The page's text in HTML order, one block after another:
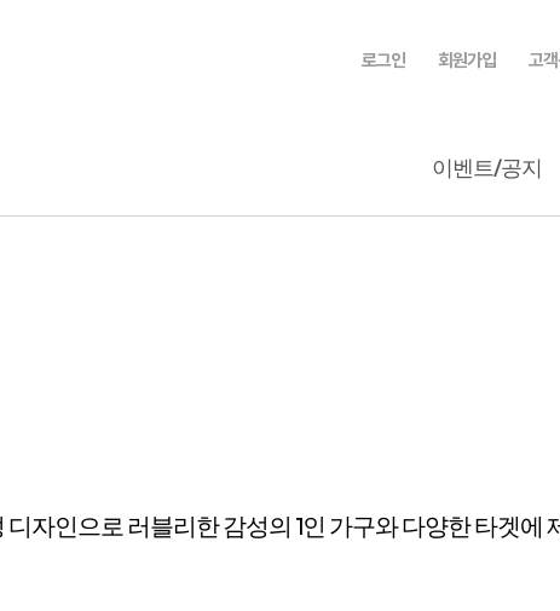
로그인 회원가입 고
이벤트/공지
자인으로 러블리한 감성의 1인 가구와 다양한 타겟에